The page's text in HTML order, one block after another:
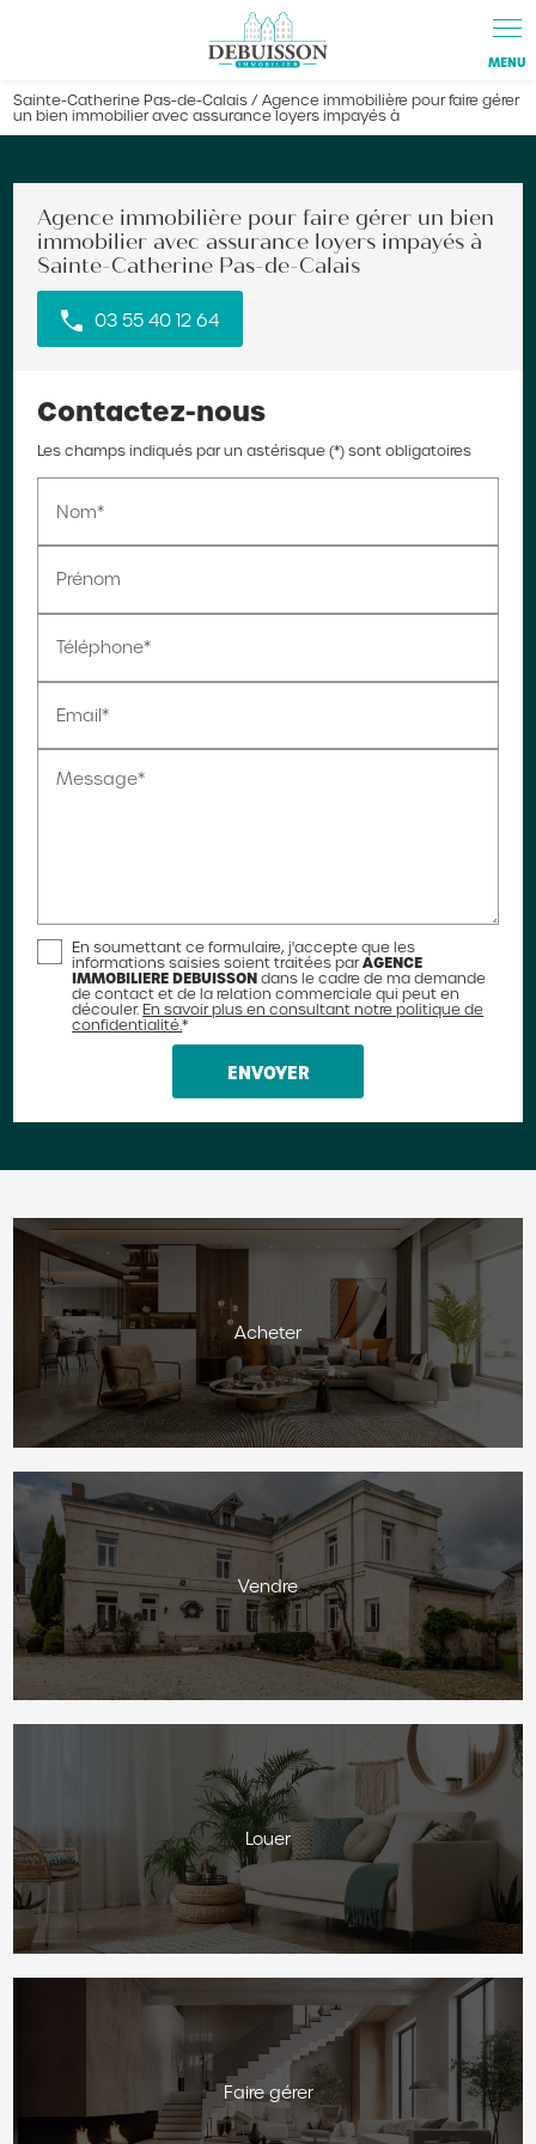
Sainte-Catherine Pas-de-Calais / Agence immobilière pour faire gérer
un bien immobilier avec assurance loyers impayés à
Agence immobilière pour faire gérer un bien
immobilier avec assurance loyers impayés à
Sainte-Catherine Pas-de-Calais
03 55 40 12 64
Contactez-nous
Les champs indiqués par un astérisque (*) sont obligatoires
Nom*
Prénom
Téléphone*
Email*
Message*
En soumettant ce formulaire, j'accepte que les
informations saisies soient traitées parAGENCE
IMMOBILIERE DEBUISSON dans le cadre de ma demande
de contact et de la relation commerciale qui peut en
découler. En savoir plus en consultant notre politique de
confidentialité.*
Acheter
Vendre
Louer
Faire gérer
Panneau de gestion des cookies